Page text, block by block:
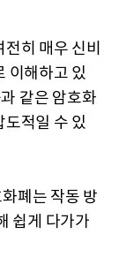
히 ​​매우 신비
이해하고 있
같은 암호화
적일 수 있
폐는 작동 방
쉽게 다가가